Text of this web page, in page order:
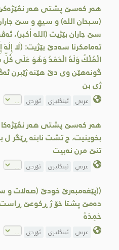
هه‌ر كه‌سێ پشتی هەر
(سبحان الله) و سیھ و سێ
سێ جاران بێژیت (الله أكبر)،
ته‌مامكرنا سه‌دێ بێژیت: (لَا إِلَهَ
الْمُلْكُ وَلَهُ الْحَمْدُ وَهُوَ عَلَى
گونه‌هێن وی دێ هێنه‌ ژێبرن
ژی بن
عربي ئینگلیزی ئۆردی
هه‌ر كەسێ پشتی هەر نڤێژەکا
بخوینیت، چ تشت نابنه‌ ڕێگر
تنێ مرن نەبیت
عربي ئینگلیزی ئۆردی
((پێغه‌مبه‌رێ خودێ (صه‌لات و
ده‌مێ پشتا خۆ ژ ڕكوعێ
حَمِدَهُ
عربي ئینگلیزی ئۆردی